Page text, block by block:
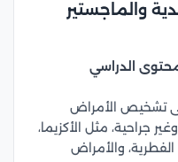
والماجستير
الدراسي
تشخيص الأمراض
جراحية، مثل الأكزيما،
والأمراض